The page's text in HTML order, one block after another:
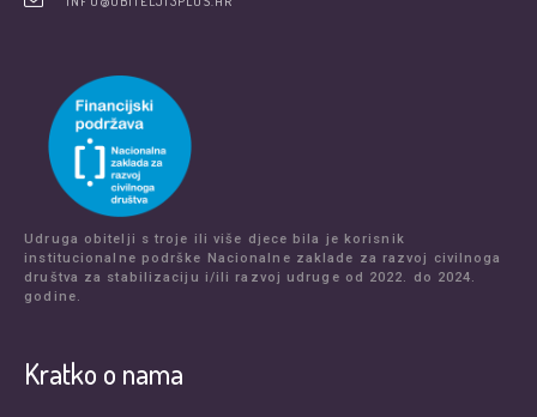
Udruga obitelji s troje ili više djece bila je korisnik
institucionalne podrške Nacionalne zaklade za razvoj civilnoga
društva za stabilizaciju i/ili razvoj udruge od 2022. do 2024.
godine.
Kratko o nama